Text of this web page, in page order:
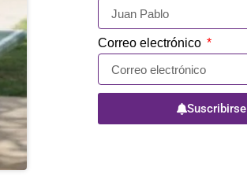
Correo electrónico
Suscribirse